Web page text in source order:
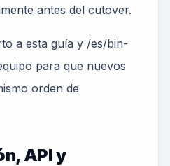
antes del cutover.
a esta guía y /es/bin-
para que nuevos
orden de
API y